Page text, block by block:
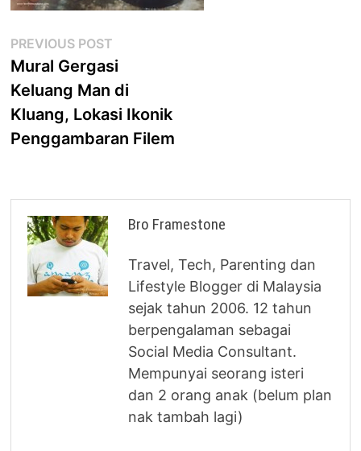
Post
navigation
PREVIOUS POST
post:
Mural Gergasi
Keluang Man di
Kluang, Lokasi Ikonik
Penggambaran Filem
Bro Framestone
Travel, Tech, Parenting dan
Lifestyle Blogger di Malaysia
sejak tahun 2006. 12 tahun
berpengalaman sebagai
Social Media Consultant.
Mempunyai seorang isteri
dan 2 orang anak (belum plan
nak tambah lagi)